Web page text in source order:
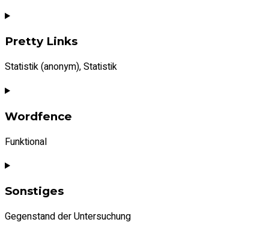
Consent
service
wordpress
Pretty Links
Statistik (anonym), Statistik
Consent
service
links
Wordfence
Funktional
Consent
service
Sonstiges
Gegenstand der Untersuchung